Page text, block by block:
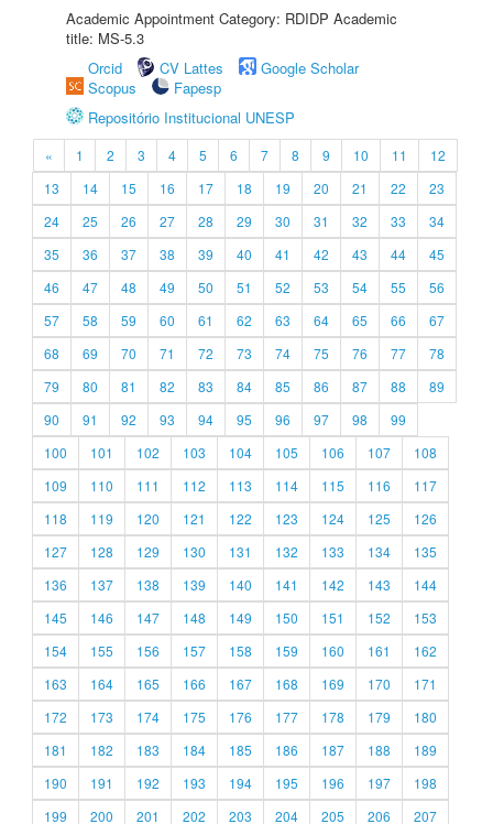
Academic Appointment Category: RDIDP Academic
title: MS-5.3
Orcid
CV Lattes
Google Scholar
Scopus
Fapesp
Repositório Institucional UNESP
« 1 2 3 4 5 6 7 8 9 10 11
12
13
14 15 16 17 18 19 20 21 22
23
24
25 26 27 28 29 30 31 32 33
34
35
36 37 38 39 40 41 42 43 44
45
46
47 48 49 50 51 52 53 54 55
56
57
58 59 60 61 62 63 64 65 66
67
68
69 70 71 72 73 74 75 76 77
78
79
80 81 82 83 84 85 86 87 88
89
90
91 92 93 94 95 96 97 98
99
100
101 102 103 104 105 106 107
108
109
110 111 112 113 114 115 116
117
118
119 120 121 122 123 124 125
126
127
128 129 130 131 132 133 134
135
136
137 138 139 140 141 142 143
144
145
146 147 148 149 150 151 152
153
154
155 156 157 158 159 160 161
162
163
164 165 166 167 168 169 170
171
172
173 174 175 176 177 178 179
180
181
182 183 184 185 186 187 188
189
190
191 192 193 194 195 196 197
198
199
200 201 202 203 204 205 206
207